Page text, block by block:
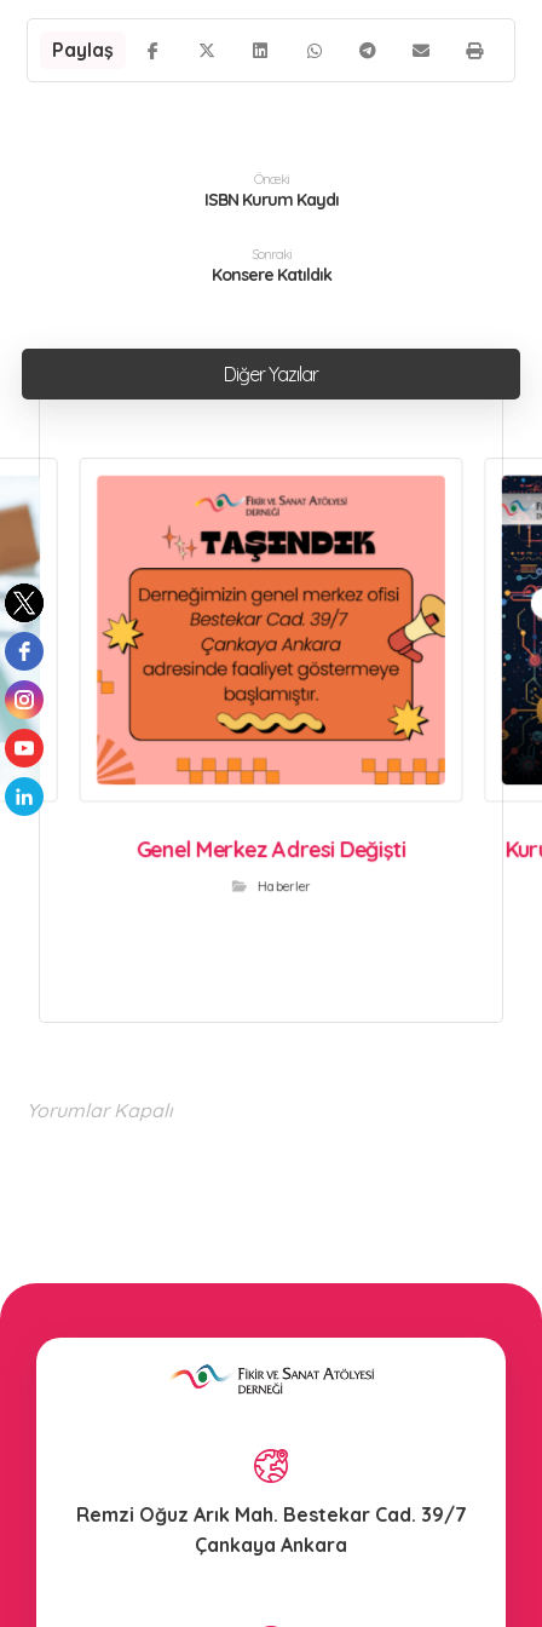
Önceki
ISBN Kurum Kaydı
Sonraki
Konsere Katıldık
Diğer Yazılar
Genel Merkez Adresi Değişti
Haberler
Yorumlar Kapalı
Remzi Oğuz Arık Mah. Bestekar Cad. 39/7
Çankaya Ankara